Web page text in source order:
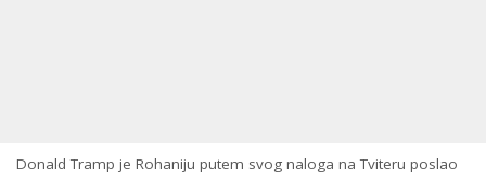
Donald Tramp je Rohaniju putem svog naloga na Tviteru poslao